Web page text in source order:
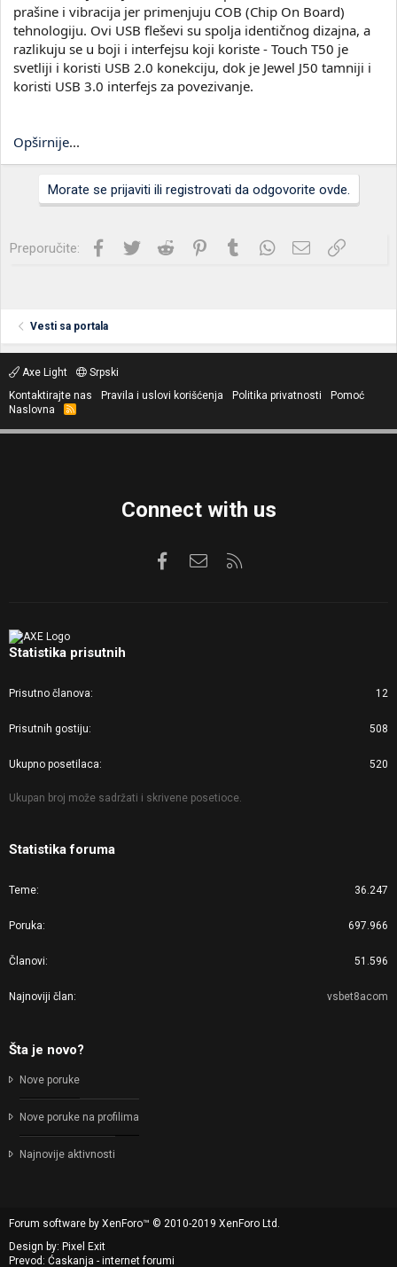
prašine i vibracija jer primenjuju COB (Chip On Board)
tehnologiju. Ovi USB fleševi su spolja identičnog dizajna, a
razlikuju se u boji i interfejsu koji koriste - Touch T50 je
svetliji i koristi USB 2.0 konekciju, dok je Jewel J50 tamniji i
koristi USB 3.0 interfejs za povezivanje.
Opširnije...
Morate se prijaviti ili registrovati da odgovorite ovde.
Preporučite: Facebook
Twitter Reddit PinterestTumblrWhatsApp
Imejl Link
Vesti sa portala
Axe Light
Srpski
Kontaktirajte nas
Pravila i uslovi korišćenja Politika privatnosti
Pomoć
Naslovna
R
S
Connect with us
FacebookKontaktirajte nas
Statistika prisutnih
Prisutno članova 12
Prisutnih gostiju 508
Ukupno posetilaca 520
Ukupan broj može sadržati i skrivene posetioce.
Statistika foruma
Teme 36.247
Poruka 697.966
Članovi 51.596
Najnoviji član vsbet8acom
Šta je novo?
Nove poruke
Nove poruke na profilima
Najnovije aktivnosti
Forum software by XenForo™ © 2010-2019 XenForo Ltd.
Design by: Pixel Exit
Prevod: Ćaskanja - internet forumi